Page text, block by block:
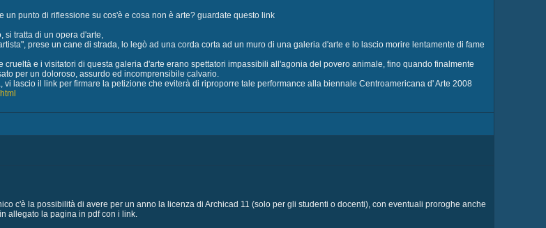
punto di riflessione su cos'è e cosa non è arte? guardate questo link
si tratta di un opera d'arte,
prese un cane di strada, lo legò ad una corda corta ad un muro di una galeria d'arte e lo lascio morire lentamente di fame
crueltà e i visitatori di questa galeria d'arte erano spettatori impassibili all'agonia del povero animale, fino quando finalmente
per un doloroso, assurdo ed incomprensibile calvario.
lascio il link per firmare la petizione che eviterà di riproporre tale performance alla biennale Centroamericana d' Arte 2008
c'è la possibilità di avere per un anno la licenza di Archicad 11 (solo per gli studenti o docenti), con eventuali proroghe anche
allegato la pagina in pdf con i link.